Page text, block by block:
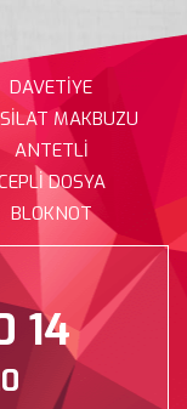
DAVETİYE
MAKBUZU
ANTETLİ
DOSYA
BLOKNOT
14